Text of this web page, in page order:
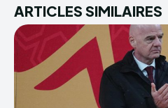
ARTICLES SIMILAIRES